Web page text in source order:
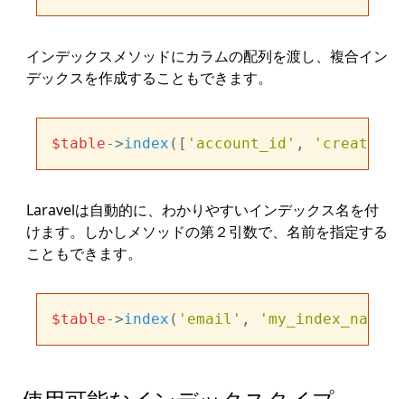
インデックスメソッドにカラムの配列を渡し、複合イン
デックスを作成することもできます。
$table->index ([ 'account_id' ,
Laravelは自動的に、わかりやすいインデックス名を付
けます。しかしメソッドの第２引数で、名前を指定する
こともできます。
$table->index ( 'email' , 'my_index_name'